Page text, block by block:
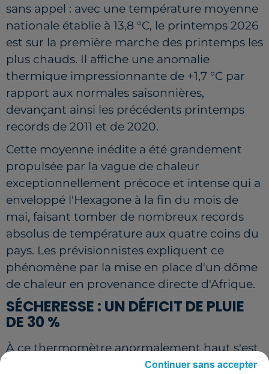
sans appel : avec une température moyenne
nationale établie à 13,8 °C, le printemps 2026
est sur la première marche des printemps les
plus chauds. Il affiche une anomalie
thermique impressionnante de +1,7 °C par
rapport aux normales saisonnières,
devançant ainsi les précédents printemps
records de 2011 et de 2020.
Cette moyenne inédite a été grandement
propulsée par la vague de chaleur
exceptionnellement précoce et intense qui a
enveloppé l'Hexagone à la fin du mois de
mai, faisant tomber de nombreux records
absolus de température aux quatre coins du
pays. Les prévisionnistes expliquent ce
phénomène par la mise en place d'un dôme
de chaleur en provenance directe d'Afrique.
SÉCHERESSE : UN DÉFICIT DE PLUIE
DE 30 %
À ce thermomètre anormalement haut s'est
couplé un manque criant de précipitations.
Continuer sans accepter